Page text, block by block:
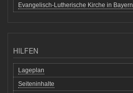
Evangelisch-Lutherische Kirche in Bayern
HILFEN
Lageplan
Seiteninhalte